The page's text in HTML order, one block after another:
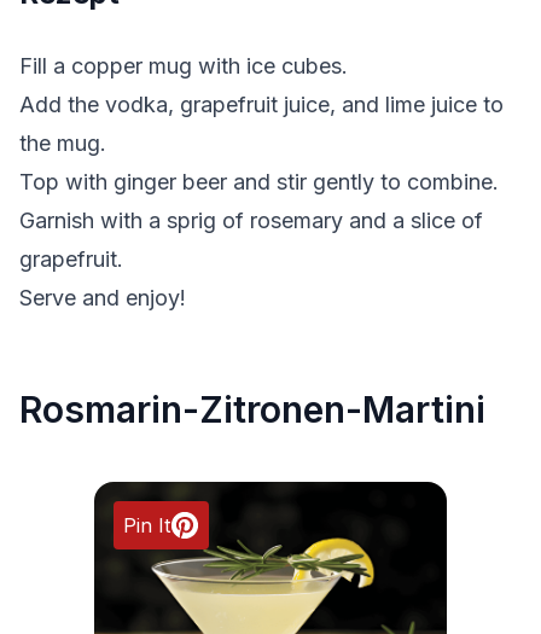
Fill a copper mug with ice cubes.
Add the vodka, grapefruit juice, and lime juice to
the mug.
Top with ginger beer and stir gently to combine.
Garnish with a sprig of rosemary and a slice of
grapefruit.
Serve and enjoy!
Rosmarin-Zitronen-Martini
Pin It